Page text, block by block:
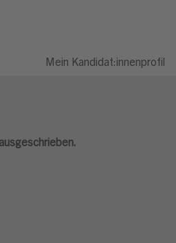
Mein Kandidat:innenprofil